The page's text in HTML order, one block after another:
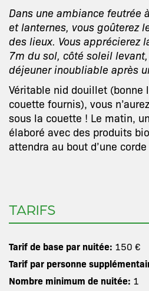
Dans une ambiance feutrée
et lanternes, vous goûterez
des lieux. Vous apprécierez
7m du sol, côté soleil
déjeuner inoubliable après
Véritable nid douillet (bonne
couette fournis), vous
sous la couette ! Le matin,
élaboré avec des produits
attendra au bout d’une
TARIFS
Tarif de base par nuitée: 150 €
Tarif par personne
Nombre minimum de nuitée: 1